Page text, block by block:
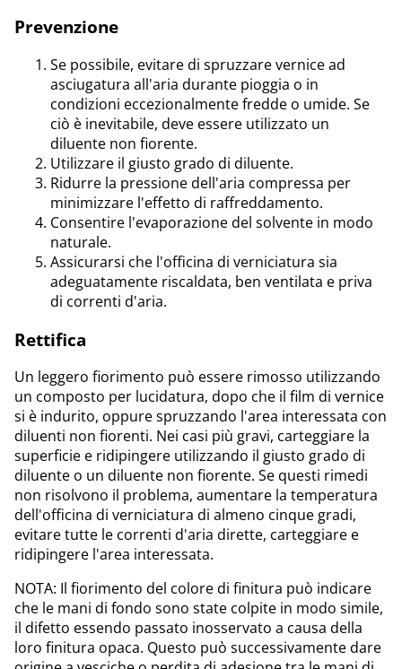
Prevenzione
Se possibile, evitare di spruzzare vernice ad
asciugatura all'aria durante pioggia o in
condizioni eccezionalmente fredde o umide. Se
ciò è inevitabile, deve essere utilizzato un
diluente non fiorente.
Utilizzare il giusto grado di diluente.
Ridurre la pressione dell'aria compressa per
minimizzare l'effetto di raffreddamento.
Consentire l'evaporazione del solvente in modo
naturale.
Assicurarsi che l'officina di verniciatura sia
adeguatamente riscaldata, ben ventilata e priva
di correnti d'aria.
Rettifica
Un leggero fiorimento può essere rimosso utilizzando
un composto per lucidatura, dopo che il film di vernice
si è indurito, oppure spruzzando l'area interessata con
diluenti non fiorenti. Nei casi più gravi, carteggiare la
superficie e ridipingere utilizzando il giusto grado di
diluente o un diluente non fiorente. Se questi rimedi
non risolvono il problema, aumentare la temperatura
dell'officina di verniciatura di almeno cinque gradi,
evitare tutte le correnti d'aria dirette, carteggiare e
ridipingere l'area interessata.
NOTA: Il fiorimento del colore di finitura può indicare
che le mani di fondo sono state colpite in modo simile,
il difetto essendo passato inosservato a causa della
loro finitura opaca. Questo può successivamente dare